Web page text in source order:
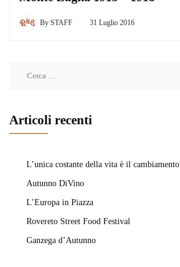
By STAFF 31 Luglio 2016
Articoli recenti
L’unica costante della vita è il cambiamento.
Autunno DiVino
L’Europa in Piazza
Rovereto Street Food Festival
Ganzega d’Autunno